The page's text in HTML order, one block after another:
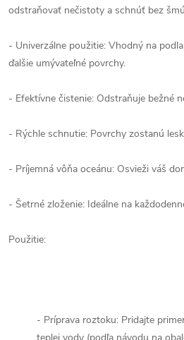
odstraňovať nečistoty a schnúť bez
- Univerzálne použitie: Vhodný na
ďalšie umývateľné povrchy.
- Efektívne čistenie: Odstraňuje bežné
- Rýchle schnutie: Povrchy zostanú
- Príjemná vôňa oceánu: Osvieži váš
- Šetrné zloženie: Ideálne na
Použitie:
- Príprava roztoku: Pridajte